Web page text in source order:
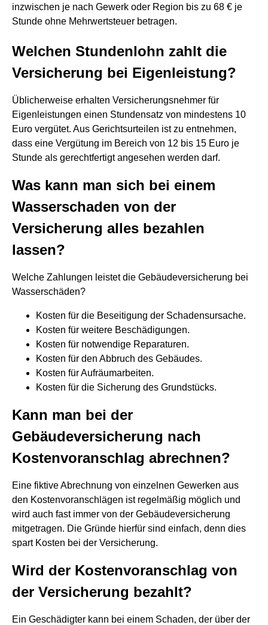
inzwischen je nach Gewerk oder Region bis zu 68 € je
Stunde ohne Mehrwertsteuer betragen.
Welchen Stundenlohn zahlt die
Versicherung bei Eigenleistung?
Üblicherweise erhalten Versicherungsnehmer für
Eigenleistungen einen Stundensatz von mindestens 10
Euro vergütet. Aus Gerichtsurteilen ist zu entnehmen,
dass eine Vergütung im Bereich von 12 bis 15 Euro je
Stunde als gerechtfertigt angesehen werden darf.
Was kann man sich bei einem
Wasserschaden von der
Versicherung alles bezahlen
lassen?
Welche Zahlungen leistet die Gebäudeversicherung bei
Wasserschäden?
Kosten für die Beseitigung der Schadensursache.
Kosten für weitere Beschädigungen.
Kosten für notwendige Reparaturen.
Kosten für den Abbruch des Gebäudes.
Kosten für Aufräumarbeiten.
Kosten für die Sicherung des Grundstücks.
Kann man bei der
Gebäudeversicherung nach
Kostenvoranschlag abrechnen?
Eine fiktive Abrechnung von einzelnen Gewerken aus
den Kostenvoranschlägen ist regelmäßig möglich und
wird auch fast immer von der Gebäudeversicherung
mitgetragen. Die Gründe hierfür sind einfach, denn dies
spart Kosten bei der Versicherung.
Wird der Kostenvoranschlag von
der Versicherung bezahlt?
Ein Geschädigter kann bei einem Schaden, der über der